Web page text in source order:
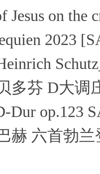
Jesus on the
2023
多芬 D大调
Dur op.123
赫 六首勃